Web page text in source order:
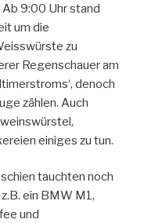
9:00 Uhr stand
um die
zu
Regenschauer am
denoch
zählen. Auch
einiges zu tun.
tauchten noch
ein BMW M1,
und